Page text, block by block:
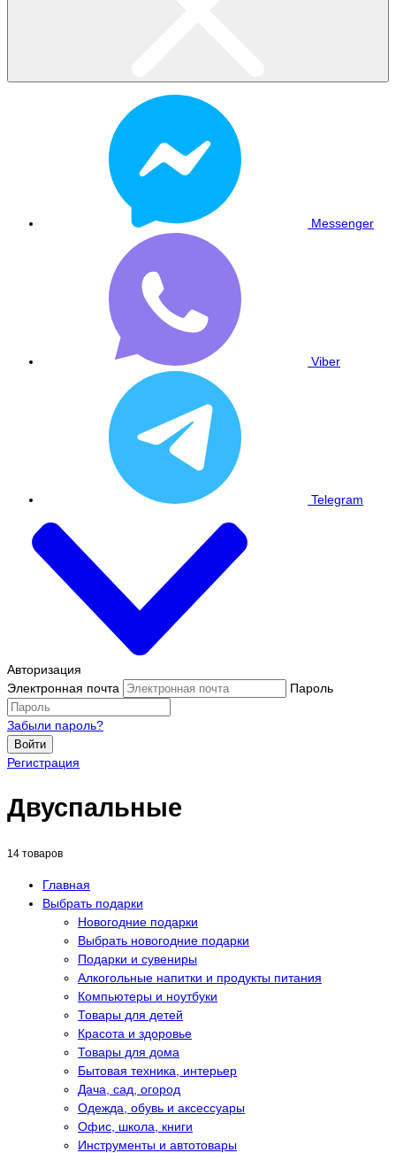
Messenger
Viber
Telegram
Авторизация
Электронная почта
Пароль
Забыли пароль?
Войти
Регистрация
Двуспальные
14 товаров
Главная
Выбрать подарки
Новогодние подарки
Выбрать новогодние подарки
Подарки и сувениры
Алкогольные напитки и продукты питания
Компьютеры и ноутбуки
Товары для детей
Красота и здоровье
Товары для дома
Бытовая техника, интерьер
Дача, сад, огород
Одежда, обувь и аксессуары
Офис, школа, книги
Инструменты и автотовары